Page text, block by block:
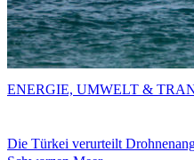
Die Türkei verurteilt
ENERGIE, UMWELT &